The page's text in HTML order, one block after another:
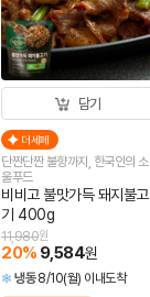
담기
더세페
단짠단짠 불향까지, 한국인의 소
울푸드
비비고 불맛가득 돼지불고
기 400g
20% 9,584원
11,980원
냉동 8/10(월) 이내도착